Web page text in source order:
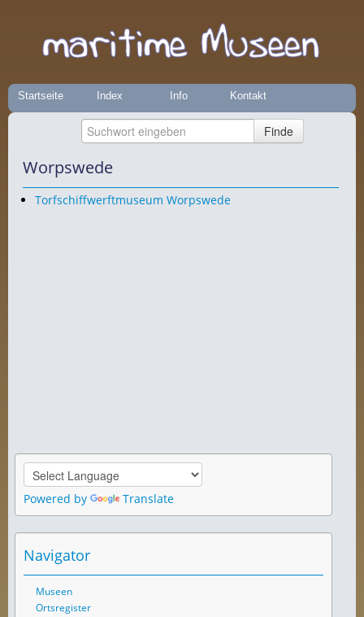
Startseite Index Info Kontakt
Worpswede
Torfschiffwerftmuseum Worpswede
Powered by Translate
Navigator
Museen
Ortsregister